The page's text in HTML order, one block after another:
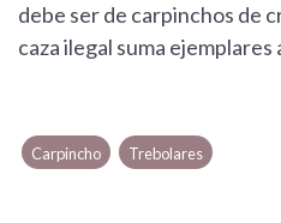
debe ser de carpinchos de
caza ilegal suma
Carpincho Trebolares